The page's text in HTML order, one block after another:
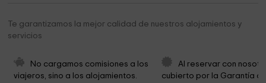
La Lagunilla 3,2 km
Museo del juguete de hojalata 3,3 km
Te garantizamos la mejor calidad de nuestros alojamientos y
servicios
No cargamos comisiones a los
viajeros, sino a los alojamientos.
Al reservar con
cubierto por la Garantía